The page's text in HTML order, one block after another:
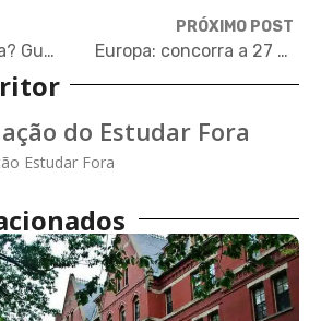
Quer estudar fora? Guia do Intercâmbio tem informações sobre 30 países
PRÓXIMO POST
Europa: concorra a 27 bolsas de mestrado em design e comunicação
do Estudar Fora
Estudar Fora